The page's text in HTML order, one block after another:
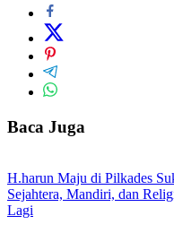
Baca Juga
H.harun Maju di Pilkades
Sejahtera, Mandiri, dan
Lagi